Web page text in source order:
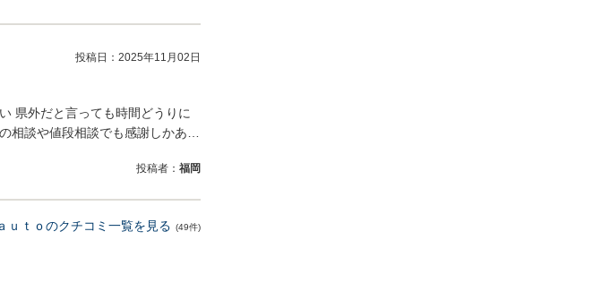
投稿日： 2025年11月02日
県外だと言っても時間どうりに
相談や値段相談でも感謝しかあ…
投稿者： 福岡
ｔｏのクチコミ一覧を見る (49件)